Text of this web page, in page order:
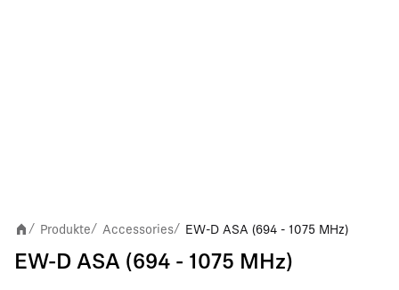
/ Produkte/ Accessories/ EW-D ASA (694 - 1075 MHz)
EW-D ASA (694 - 1075 MHz)